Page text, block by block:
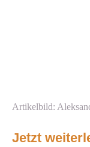
Artikelbild:
Jetzt